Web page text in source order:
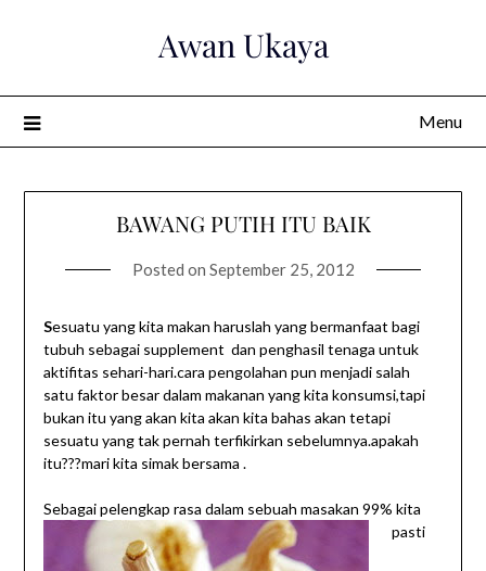
Awan Ukaya
Menu
BAWANG PUTIH ITU BAIK
Posted on September 25, 2012
Sesuatu yang kita makan haruslah yang bermanfaat bagi
tubuh sebagai supplement dan penghasil tenaga untuk
aktifitas sehari-hari.cara pengolahan pun menjadi salah
satu faktor besar dalam makanan yang kita konsumsi,tapi
bukan itu yang akan kita akan kita bahas akan tetapi
sesuatu yang tak pernah terfikirkan sebelumnya.apakah
itu???mari kita simak bersama .
Sebagai pelengkap rasa dalam sebuah masakan 99% kita
pasti